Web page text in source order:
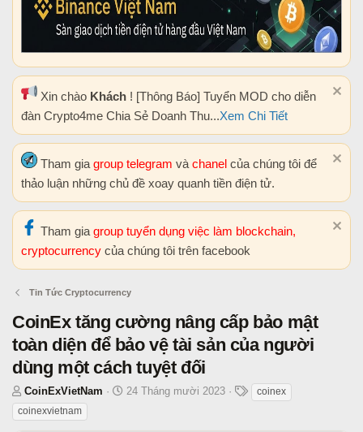
Xin chào Khách ! [Thông Báo] Tuyển MOD cho diễn
đàn Crypto4me Chia Sẻ Doanh Thu...Xem Chi Tiết
Tham gia group telegram và chanel của chúng tôi để
thảo luận những chủ đề xoay quanh tiền điện tử.
Tham gia group tuyển dụng việc làm blockchain,
cryptocurrency của chúng tôi trên facebook
Tin Tức Cryptocurrency
CoinEx tăng cường nâng cấp bảo mật
toàn diện để bảo vệ tài sản của người
dùng một cách tuyệt đối
T
h
r
CoinExVietNam
N
24 Tháng mười 2023
coinex
coinexvietnam